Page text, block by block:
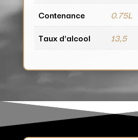
Contenance
0.75L
Taux d'alcool
13,5